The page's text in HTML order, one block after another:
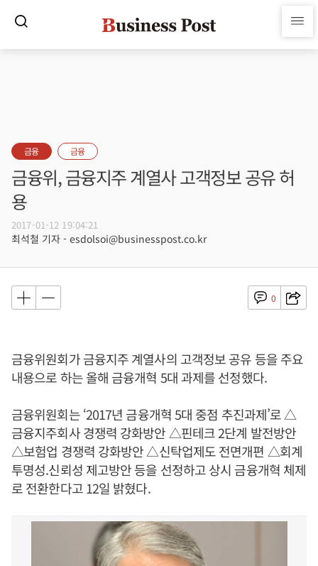
금융 금융
금융위, 금융지주 계열사 고객정보 공유 허
용
2017-01-12 19:04:21
최석철 기자 - esdolsoi@businesspost.co.kr
0
금융위원회가 금융지주 계열사의 고객정보 공유 등을 주요
내용으로 하는 올해 금융개혁 5대 과제를 선정했다.
금융위원회는 ‘2017년 금융개혁 5대 중점 추진과제’로 △
금융지주회사 경쟁력 강화방안 △핀테크 2단계 발전방안
△보험업 경쟁력 강화방안 △신탁업제도 전면개편 △회계
투명성.신뢰성 제고방안 등을 선정하고 상시 금융개혁 체제
로 전환한다고 12일 밝혔다.